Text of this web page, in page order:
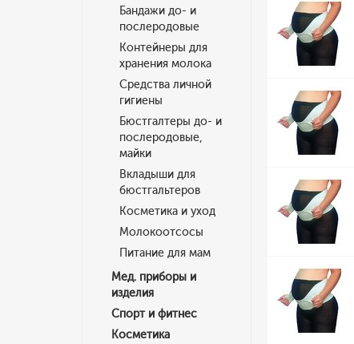
Бандажи до- и
послеродовые
Контейнеры для
хранения молока
Средства личной
гигиены
Бюстгалтеры до- и
послеродовые,
майки
Вкладыши для
бюстгальтеров
Косметика и уход
Молокоотсосы
Питание для мам
Мед. приборы и
изделия
Спорт и фитнес
Косметика